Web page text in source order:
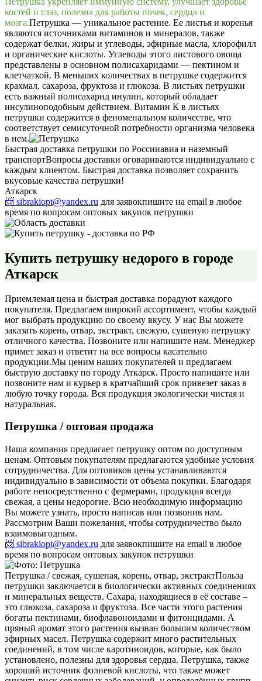
костей и глаз, полезна для работы почек, сердца и
мозга.Петрушка — уникальное растение. Ее листья и коренья
являются источниками витаминов и минералов, также
содержат белки, жиры и углеводы, эфирные масла, хлорофилл
и органические кислоты. Углеводы этого листового овоща
представлены в основном полисахаридами — пектином и
клетчаткой. В меньших количествах в петрушке содержится
крахмал, сахароза, фруктоза и глюкоза. В листьях петрушки
есть важный полисахарид инулин, который обладает
инсулиноподобным действием. Витамин К в листьях
петрушки содержится в феноменальном количестве, что
соответствует семисуточной потребности организма человека
в нем.
Быстрая доставка петрушки по Россииавиа и наземный
транспортВопросы доставки оговариваются индивидуально с
каждым клиентом. Быстрая доставка позволяет сохранить
вкусовые качества петрушки!
Аткарск
📨 sibrakiopt@yandex.ru для заявокпишите на email в любое
время по вопросам оптовых закупок петрушки
Купить петрушку недорого в городе
Аткарск
Приемлемая цена и быстрая доставка порадуют каждого
покупателя. Предлагаем широкий ассортимент, чтобы каждый
мог выбрать продукцию по своему вкусу. У нас Вы можете
заказать корень, отвар, экстракт, свежую, сушеную петрушку
отличного качества. Позвоните или напишите нам. Менеджер
примет заказ и ответит на все вопросы касательно
продукции.Мы ценим наших покупателей и предлагаем
быструю доставку по городу Аткарск. Просто напишите или
позвоните нам и курьер в кратчайший срок привезет заказ в
любую точку города. Вся продукция экологически чистая и
натуральная.
Петрушка / оптовая продажа
Наша компания предлагает петрушку оптом по доступным
ценам. Оптовым покупателям предлагаются удобные условия
сотрудничества. Для оптовиков цены устанавливаются
индивидуально в зависимости от объема покупки. Благодаря
работе непосредственно с фермерами, продукция всегда
свежая, а цены недорогие. Всю необходимую информацию
Вы можете узнать, просто написав или позвонив нам.
Рассмотрим Ваши пожелания, чтобы сотрудничество было
взаимовыгодным.
📨 sibrakiopt@yandex.ru для заявокпишите на email в любое
время по вопросам оптовых закупок петрушки
Петрушка / свежая, сушеная, корень, отвар, экстрактПольза
петрушки заключается в биологически активных соединениях
и минеральных веществ. Сахара, находящиеся в её составе –
это глюкоза, сахароза и фруктоза. Все части этого растения
богаты пектинами, биофлавоноидами и фитонцидами. А
пряный аромат этого растения вызван большим количеством
эфирных масел. Петрушка содержит много растительных
соединений, в том числе каротиноидов, которые, как было
установлено, полезны для здоровья сердца. Петрушка, также
хороший источник фолиевой кислоты, что также может